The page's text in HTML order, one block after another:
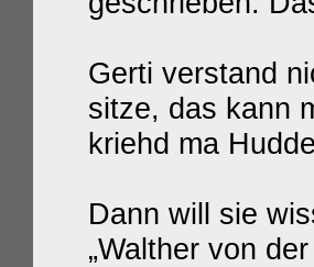
Gerti verstand
sitze, das kann
kriehd ma
Dann will sie
„Walther von